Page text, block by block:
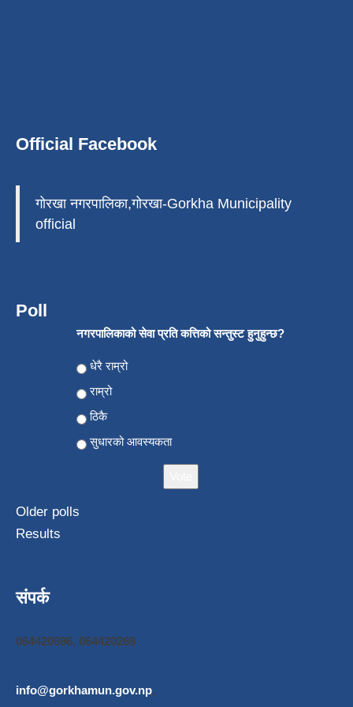
Official Facebook
गोरखा नगरपालिका,गोरखा-Gorkha Municipality
official
Poll
नगरपालिकाको सेवा प्रति कत्तिको सन्तुस्ट हुनुहुन्छ?
Choices
धेरै राम्रो
राम्रो
ठिकै
सुधारको आवस्यकता
Older polls
Results
संपर्क
064420696, 064420269
info@gorkhamun.gov.np,